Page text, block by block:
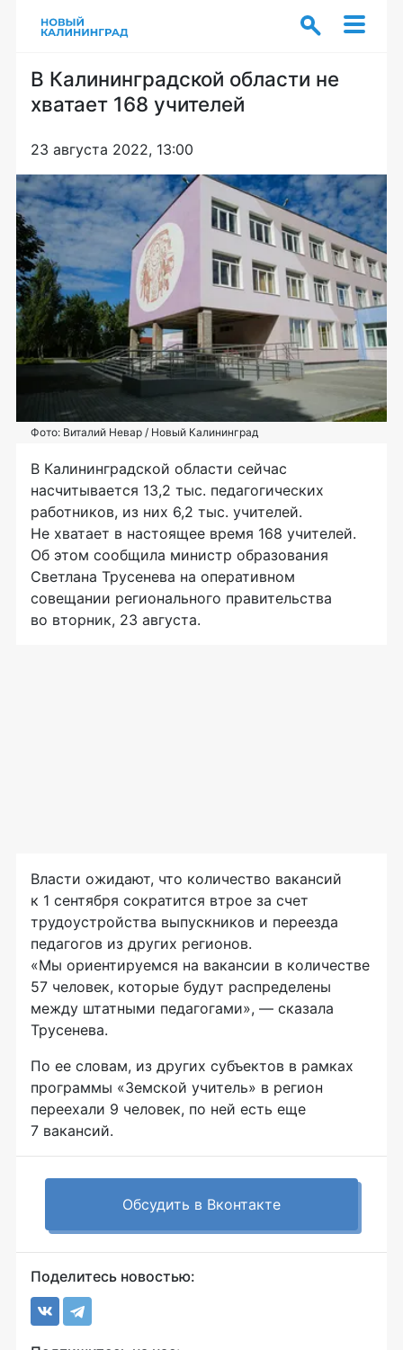
В Калининградской области не
хватает 168 учителей
23 августа 2022, 13:00
Фото: Виталий Невар / Новый Калининград
В Калининградской области сейчас
насчитывается 13,2 тыс. педагогических
работников, из них 6,2 тыс. учителей.
Не хватает в настоящее время 168 учителей.
Об этом сообщила министр образования
Светлана Трусенева на оперативном
совещании регионального правительства
во вторник, 23 августа.
Власти ожидают, что количество вакансий
к 1 сентября сократится втрое за счет
трудоустройства выпускников и переезда
педагогов из других регионов.
«Мы ориентируемся на вакансии в количестве
57 человек, которые будут распределены
между штатными педагогами», — сказала
Трусенева.
По ее словам, из других субъектов в рамках
программы «Земской учитель» в регион
переехали 9 человек, по ней есть еще
7 вакансий.
Обсудить в Вконтакте
Поделитесь новостью: